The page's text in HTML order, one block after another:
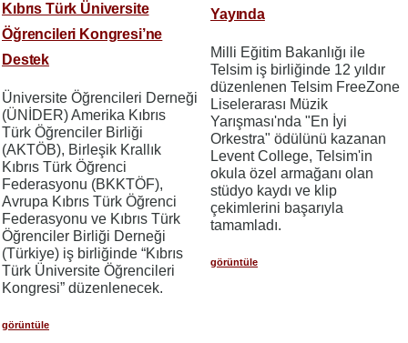
Kıbrıs Türk Üniversite
Öğrencileri Kongresi’ne
Destek
Üniversite Öğrencileri Derneği
(ÜNİDER) Amerika Kıbrıs
Türk Öğrenciler Birliği
(AKTÖB), Birleşik Krallık
Kıbrıs Türk Öğrenci
Federasyonu (BKKTÖF),
Avrupa Kıbrıs Türk Öğrenci
Federasyonu ve Kıbrıs Türk
Öğrenciler Birliği Derneği
(Türkiye) iş birliğinde “Kıbrıs
Türk Üniversite Öğrencileri
Kongresi” düzenlenecek.
görüntüle
Yayında
Milli Eğitim Bakanlığı ile
Telsim iş birliğinde 12 yıldır
düzenlenen Telsim FreeZone
Liselerarası Müzik
Yarışması'nda "En İyi
Orkestra" ödülünü kazanan
Levent College, Telsim'in
okula özel armağanı olan
stüdyo kaydı ve klip
çekimlerini başarıyla
tamamladı.
görüntüle